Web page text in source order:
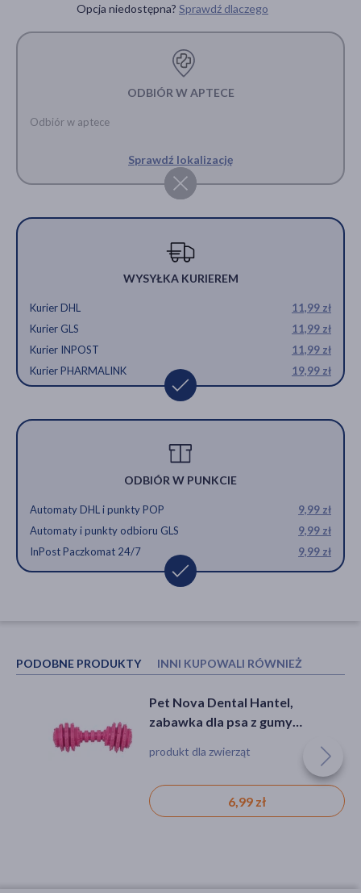
Opcja niedostępna? Sprawdź dlaczego
ODBIÓR W APTECE
Odbiór w aptece
Sprawdź lokalizację
WYSYŁKA KURIEREM
Kurier DHL
11,99 zł
Kurier GLS
11,99 zł
Kurier INPOST
11,99 zł
Kurier PHARMALINK
19,99 zł
ODBIÓR W PUNKCIE
Automaty DHL i punkty POP
9,99 zł
Automaty i punkty odbioru GLS
9,99 zł
InPost Paczkomat 24/7
9,99 zł
PODOBNE PRODUKTY INNI KUPOWALI RÓWNIEŻ
Pet Nova Dental Hantel,
zabawka dla psa z gumy
miętowy, 12 cm, różowy, 1 szt.
produkt dla zwierząt
6,99 zł
Foresto, obroża dla psów
powyżej 8 kg, 1 szt.
produkt dla zwierząt, produkt leczniczy
126,99 zł